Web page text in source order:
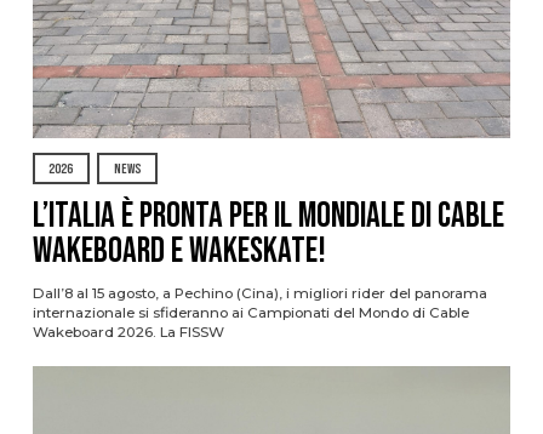
2026 NEWS
L’Italia è pronta per il Mondiale di Cable
Wakeboard e Wakeskate!
Dall’8 al 15 agosto, a Pechino (Cina), i migliori rider del panorama
internazionale si sfideranno ai Campionati del Mondo di Cable
Wakeboard 2026. La FISSW